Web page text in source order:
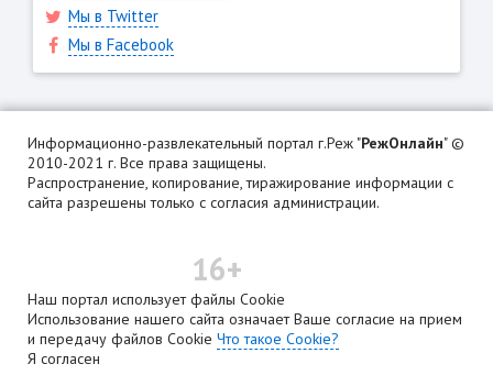
Мы в Twitter
Мы в Facebook
Информационно-развлекательный портал г.Реж "РежОнлайн" ©
2010-2021 г. Все права защищены.
Распространение, копирование, тиражирование информации с
сайта разрешены только с согласия администрации.
16+
Наш портал использует файлы Cookie
Использование нашего сайта означает Ваше согласие на прием
и передачу файлов Cookie Что такое Cookie?
Я согласен